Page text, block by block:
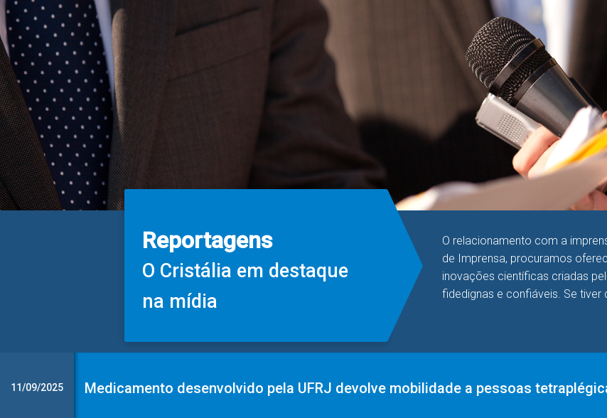
Reportagens
O Cristália em destaque
na mídia
O relacionamento com a
de Imprensa, procuramos
inovações científicas criadas
fidedignas e confiáveis. Se
11/09/2025 Medicamento desenvolvido pela UFRJ devolve mobilidade a pessoas